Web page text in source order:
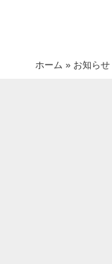
ホーム » お知らせ